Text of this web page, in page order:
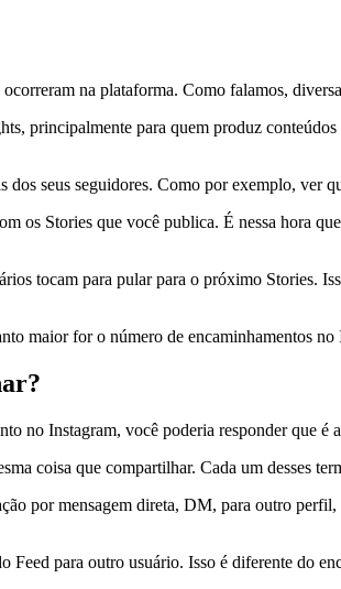
na plataforma. Como falamos,
principalmente para quem produz
seus seguidores. Como por exemplo, ver
os Stories que você publica. É nessa hora
tocam para pular para o próximo Stories.
maior for o número de encaminhamentos no
no Instagram, você poderia responder que é
coisa que compartilhar. Cada um desses
por mensagem direta, DM, para outro
para outro usuário. Isso é diferente do